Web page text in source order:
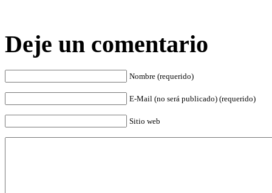
Deje un comentario
Nombre (requerido)
E-Mail (no será publicado) (requerido)
Sitio web